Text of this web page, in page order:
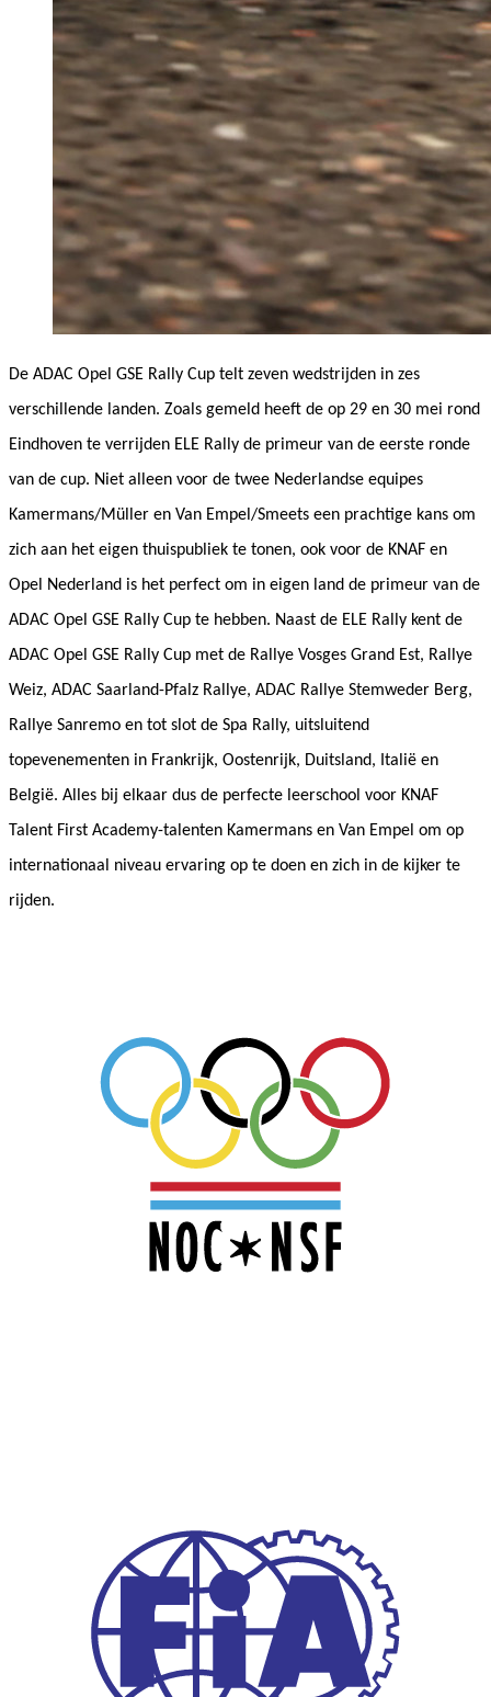
De ADAC Opel GSE Rally Cup telt zeven wedstrijden in zes
verschillende landen. Zoals gemeld heeft de op 29 en 30 mei rond
Eindhoven te verrijden ELE Rally de primeur van de eerste ronde
van de cup. Niet alleen voor de twee Nederlandse equipes
Kamermans/Müller en Van Empel/Smeets een prachtige kans om
zich aan het eigen thuispubliek te tonen, ook voor de KNAF en
Opel Nederland is het perfect om in eigen land de primeur van de
ADAC Opel GSE Rally Cup te hebben. Naast de ELE Rally kent de
ADAC Opel GSE Rally Cup met de Rallye Vosges Grand Est, Rallye
Weiz, ADAC Saarland-Pfalz Rallye, ADAC Rallye Stemweder Berg,
Rallye Sanremo en tot slot de Spa Rally, uitsluitend
topevenementen in Frankrijk, Oostenrijk, Duitsland, Italië en
België. Alles bij elkaar dus de perfecte leerschool voor KNAF
Talent First Academy-talenten Kamermans en Van Empel om op
internationaal niveau ervaring op te doen en zich in de kijker te
rijden.